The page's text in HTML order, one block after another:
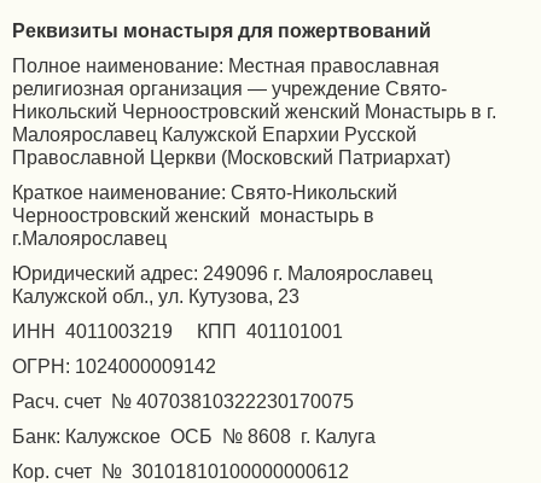
Реквизиты монастыря для пожертвований
Полное наименование: Местная православная
религиозная организация — учреждение Свято-
Никольский Черноостровский женский Монастырь в г.
Малоярославец Калужской Епархии Русской
Православной Церкви (Московский Патриархат)
Краткое наименование: Свято-Никольский
Черноостровский женский монастырь в
г.Малоярославец
Юридический адрес: 249096 г. Малоярославец
Калужской обл., ул. Кутузова, 23
ИНН 4011003219 КПП 401101001
ОГРН: 1024000009142
Расч. счет № 40703810322230170075
Банк: Калужское ОСБ № 8608 г. Калуга
Кор. счет № 30101810100000000612